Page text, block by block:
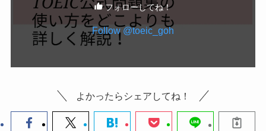
フォローしてね！
Follow @toeic_goh
よかったらシェアしてね！